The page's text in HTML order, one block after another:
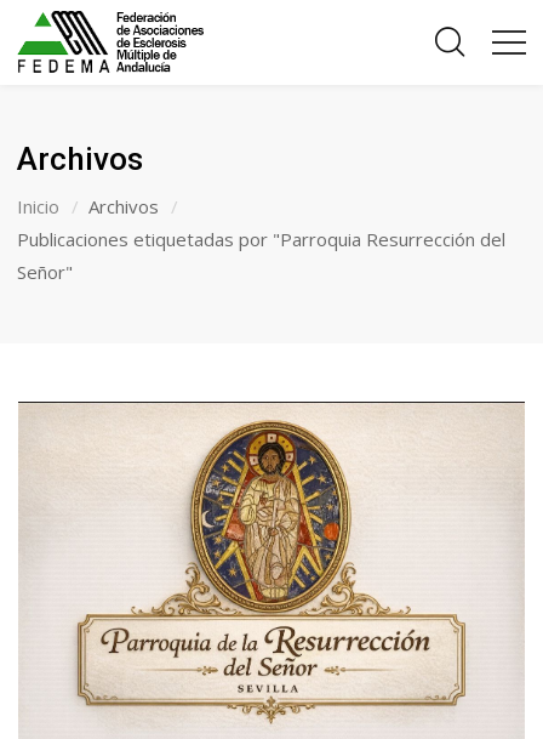
Archivos
Inicio
Archivos
Publicaciones etiquetadas por "Parroquia Resurrección del
Señor"